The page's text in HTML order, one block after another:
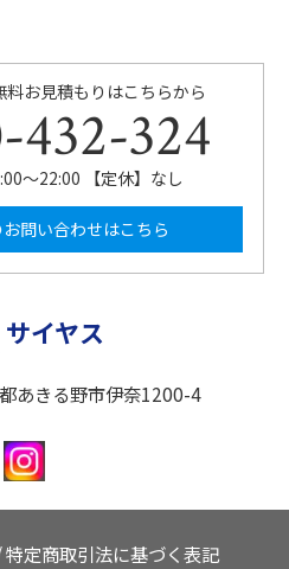
お見積もりはこちらから
432-324
〜22:00 【定休】なし
問い合わせはこちら
サイヤス
あきる野市伊奈1200-4
特定商取引法に基づく表記